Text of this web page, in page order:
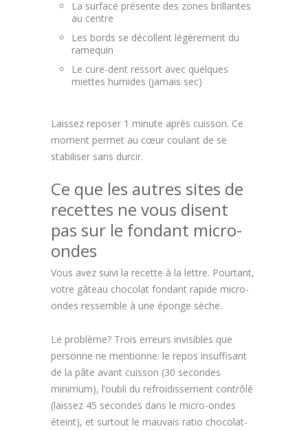
La surface présente des zones brillantes
au centre
Les bords se décollent légèrement du
ramequin
Le cure-dent ressort avec quelques
miettes humides (jamais sec)
Laissez reposer 1 minute après cuisson. Ce
moment permet au cœur coulant de se
stabiliser sans durcir.
Ce que les autres sites de
recettes ne vous disent
pas sur le fondant micro-
ondes
Vous avez suivi la recette à la lettre. Pourtant,
votre gâteau chocolat fondant rapide micro-
ondes ressemble à une éponge sèche.
Le problème? Trois erreurs invisibles que
personne ne mentionne: le repos insuffisant
de la pâte avant cuisson (30 secondes
minimum), l’oubli du refroidissement contrôlé
(laissez 45 secondes dans le micro-ondes
éteint), et surtout le mauvais ratio chocolat-